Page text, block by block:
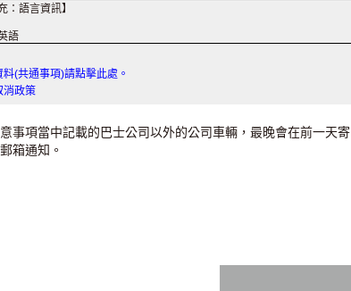
：語言資訊】
語
(共通事項)請點擊此處。
消政策
事項當中記載的巴士公司以外的公司車輛，最晚會在前一天寄
箱通知。